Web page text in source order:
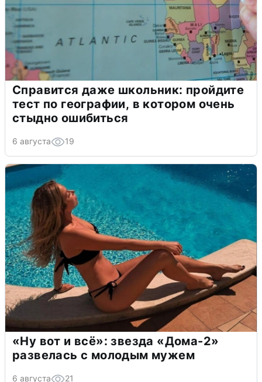
Справится даже школьник: пройдите
тест по географии, в котором очень
стыдно ошибиться
6 августа 19
«Ну вот и всё»: звезда «Дома-2»
развелась с молодым мужем
6 августа 21